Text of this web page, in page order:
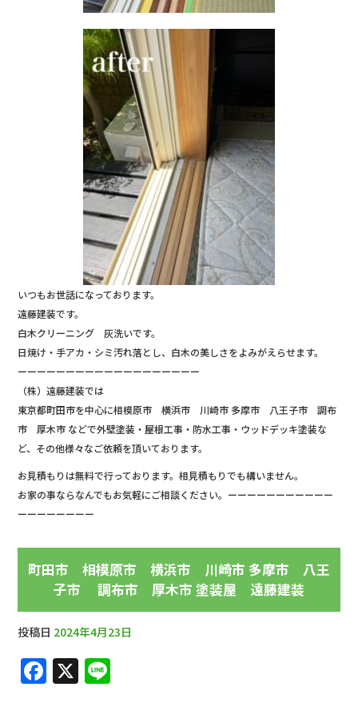
いつもお世話になっております。
遠藤建装です。
白木クリーニング 灰洗いです。
日焼け・手アカ・シミ汚れ落とし、白木の美しさをよみがえらせます。
ーーーーーーーーーーーーーーーーーーー
（株）遠藤建装では
東京都町田市を中心に相模原市 横浜市 川崎市 多摩市 八王子市 調布
市 厚木市 などで外壁塗装・屋根工事・防水工事・ウッドデッキ塗装な
ど、その他様々なご依頼を頂いております。
お見積もりは無料で行っております。相見積もりでも構いません。
お家の事ならなんでもお気軽にご相談ください。ーーーーーーーーーーー
ーーーーーーーー
町田市 相模原市 横浜市 川崎市 多摩市 八王
子市 調布市 厚木市 塗装屋 遠藤建装
投稿日 2024年4月23日
F X